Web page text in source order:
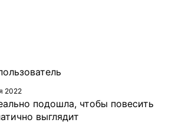
2022
подошла, чтобы повесить
выглядит